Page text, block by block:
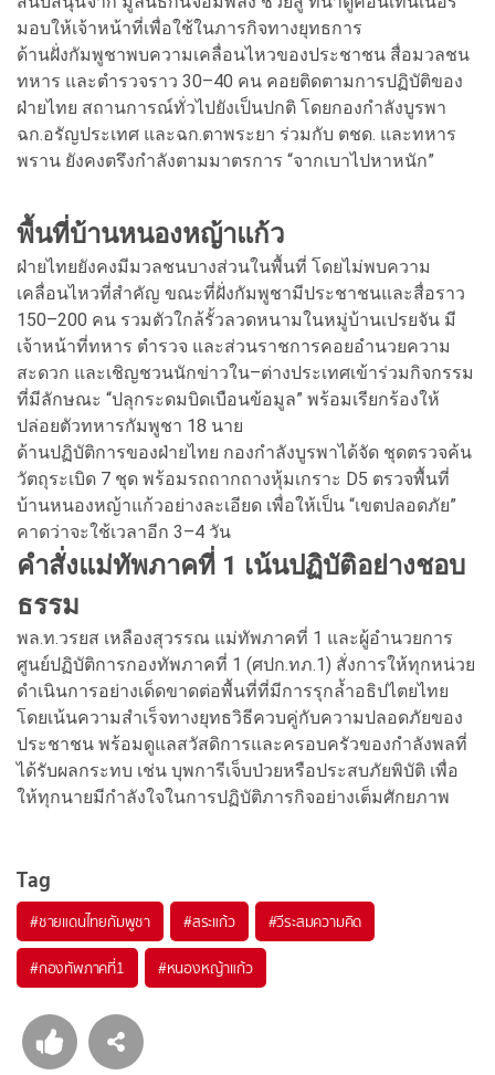
มอบให้เจ้าหน้าที่เพื่อใช้ในภารกิจทางยุทธการ
ด้านฝั่งกัมพูชาพบความเคลื่อนไหวของประชาชน สื่อมวลชน
ทหาร และตำรวจราว 30–40 คน คอยติดตามการปฏิบัติของ
ฝ่ายไทย สถานการณ์ทั่วไปยังเป็นปกติ โดยกองกำลังบูรพา
ฉก.อรัญประเทศ และฉก.ตาพระยา ร่วมกับ ตชด. และทหาร
พราน ยังคงตรึงกำลังตามมาตรการ “จากเบาไปหาหนัก”
พื้นที่บ้านหนองหญ้าแก้ว
ฝ่ายไทยยังคงมีมวลชนบางส่วนในพื้นที่ โดยไม่พบความ
เคลื่อนไหวที่สำคัญ ขณะที่ฝั่งกัมพูชามีประชาชนและสื่อราว
150–200 คน รวมตัวใกล้รั้วลวดหนามในหมู่บ้านเปรยจัน มี
เจ้าหน้าที่ทหาร ตำรวจ และส่วนราชการคอยอำนวยความ
สะดวก และเชิญชวนนักข่าวใน–ต่างประเทศเข้าร่วมกิจกรรม
ที่มีลักษณะ “ปลุกระดมบิดเบือนข้อมูล” พร้อมเรียกร้องให้
ปล่อยตัวทหารกัมพูชา 18 นาย
ด้านปฏิบัติการของฝ่ายไทย กองกำลังบูรพาได้จัด ชุดตรวจค้น
วัตถุระเบิด 7 ชุด พร้อมรถถากถางหุ้มเกราะ D5 ตรวจพื้นที่
บ้านหนองหญ้าแก้วอย่างละเอียด เพื่อให้เป็น “เขตปลอดภัย”
คาดว่าจะใช้เวลาอีก 3–4 วัน
คำสั่งแม่ทัพภาคที่ 1 เน้นปฏิบัติอย่างชอบ
ธรรม
พล.ท.วรยส เหลืองสุวรรณ แม่ทัพภาคที่ 1 และผู้อำนวยการ
ศูนย์ปฏิบัติการกองทัพภาคที่ 1 (ศปก.ทภ.1) สั่งการให้ทุกหน่วย
ดำเนินการอย่างเด็ดขาดต่อพื้นที่ที่มีการรุกล้ำอธิปไตยไทย
โดยเน้นความสำเร็จทางยุทธวิธีควบคู่กับความปลอดภัยของ
ประชาชน พร้อมดูแลสวัสดิการและครอบครัวของกำลังพลที่
ได้รับผลกระทบ เช่น บุพการีเจ็บป่วยหรือประสบภัยพิบัติ เพื่อ
ให้ทุกนายมีกำลังใจในการปฏิบัติภารกิจอย่างเต็มศักยภาพ
Tag
#ชายแดนไทยกัมพูชา #สระแก้ว #วีระสมความคิด
#กองทัพภาคที่1 #หนองหญ้าแก้ว